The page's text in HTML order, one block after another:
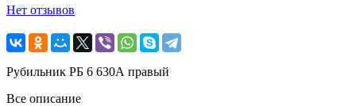
Нет отзывов
Рубильник РБ 6 630А правый
Все описание